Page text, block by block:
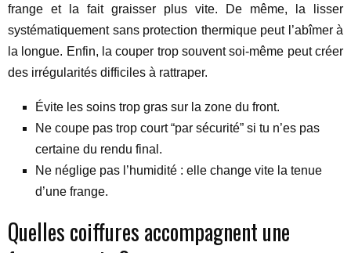
frange et la fait graisser plus vite. De même, la lisser
systématiquement sans protection thermique peut l’abîmer à
la longue. Enfin, la couper trop souvent soi-même peut créer
des irrégularités difficiles à rattraper.
Évite les soins trop gras sur la zone du front.
Ne coupe pas trop court “par sécurité” si tu n’es pas
certaine du rendu final.
Ne néglige pas l’humidité : elle change vite la tenue
d’une frange.
Quelles coiffures accompagnent une